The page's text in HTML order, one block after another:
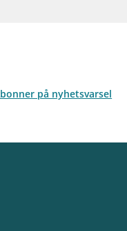
på nyhetsvarsel